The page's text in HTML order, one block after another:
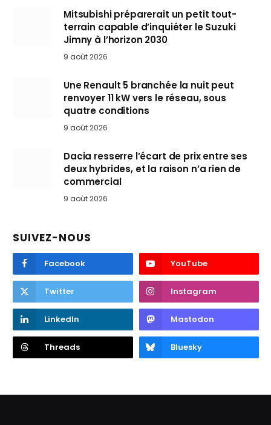
Mitsubishi préparerait un petit tout-
terrain capable d’inquiéter le Suzuki
Jimny à l’horizon 2030
9 août 2026
Une Renault 5 branchée la nuit peut
renvoyer 11 kW vers le réseau, sous
quatre conditions
9 août 2026
Dacia resserre l’écart de prix entre ses
deux hybrides, et la raison n’a rien de
commercial
9 août 2026
SUIVEZ-NOUS
Facebook YouTube
Twitter Instagram
LinkedIn Mastodon
Threads Bluesky